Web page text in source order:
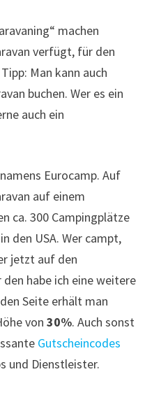
machen
verfügt, für den
Man kann auch
buchen. Wer es ein
auch ein
Eurocamp. Auf
auf einem
ca. 300 Campingplätze
den USA. Wer campt,
jetzt auf den
habe ich eine weitere
Seite erhält man
von 30%. Auch sonst
Gutscheincodes
und Dienstleister.